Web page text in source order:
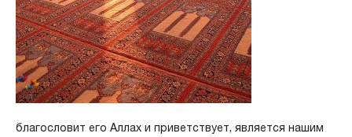
благословит его Аллах и приветствует, является нашим